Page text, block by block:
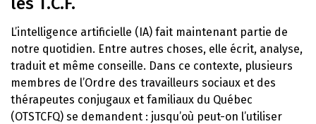
L’intelligence artificielle (IA) fait maintenant partie de
notre quotidien. Entre autres choses, elle écrit, analyse,
traduit et même conseille. Dans ce contexte, plusieurs
membres de l’Ordre des travailleurs sociaux et des
thérapeutes conjugaux et familiaux du Québec
(OTSTCFQ) se demandent : jusqu’où peut-on l’utiliser